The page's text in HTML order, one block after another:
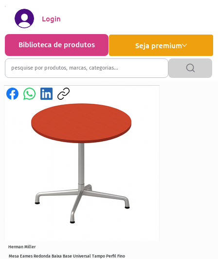
Seja premium
Biblioteca de produtos
Login
Mesa Eames Redonda Baixa Base Universal Tampo Perfil Fino
Herman Miller